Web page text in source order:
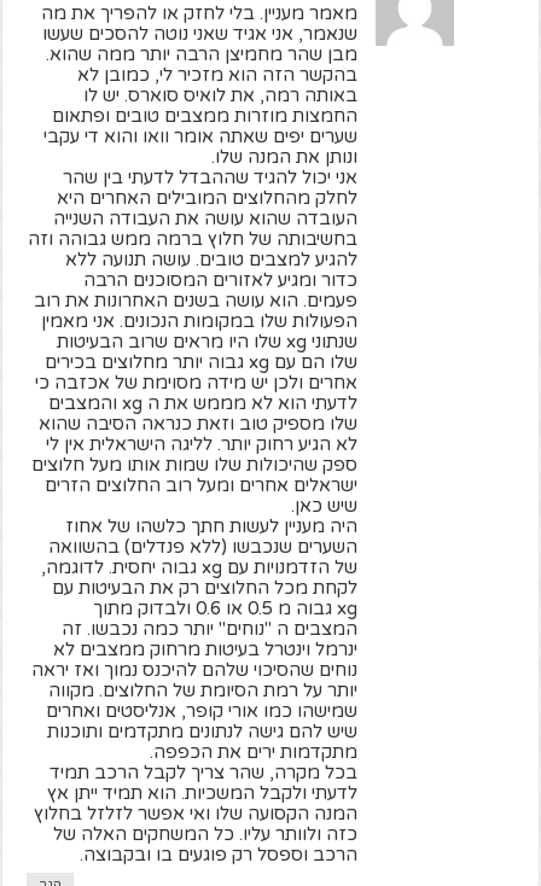
מאמר מעניין. בלי לחזק או להפריך את מה
שנאמר, אני אגיד שאני נוטה להסכים שעשו
מבן שהר מחמיצן הרבה יותר ממה שהוא.
בהקשר הזה הוא מזכיר לי, כמובן לא
באותה רמה, את לואיס סוארס. יש לו
החמצות מוזרות ממצבים טובים ופתאום
שערים יפים שאתה אומר וואו והוא די עקבי
ונותן את המנה שלו.
אני יכול להגיד שההבדל לדעתי בין שהר
לחלק מהחלוצים המובילים האחרים היא
העובדה שהוא עושה את העבודה השנייה
בחשיבותה של חלוץ ברמה ממש גבוהה וזה
להגיע למצבים טובים. עושה תנועה ללא
כדור ומגיע לאזורים המסוכנים הרבה
פעמים. הוא עושה בשנים האחרונות את רוב
הפעולות שלו במקומות הנכונים. אני מאמין
שנתוני xg שלו היו מראים שרוב הבעיטות
שלו הם עם xg גבוה יותר מחלוצים בכירים
אחרים ולכן יש מידה מסוימת של אכזבה כי
לדעתי הוא לא מממש את ה xg והמצבים
שלו מספיק טוב וזאת כנראה הסיבה שהוא
לא הגיע רחוק יותר. לליגה הישראלית אין לי
ספק שהיכולות שלו שמות אותו מעל חלוצים
ישראלים אחרים ומעל רוב החלוצים הזרים
שיש כאן.
היה מעניין לעשות חתך כלשהו של אחוז
השערים שנכבשו (ללא פנדלים) בהשוואה
של הזדמנויות עם xg גבוה יחסית. לדוגמה,
לקחת מכל החלוצים רק את הבעיטות עם
xg גבוה מ 0.5 או 0.6 ולבדוק מתוך
המצבים ה "נוחים" יותר כמה נכבשו. זה
ינרמל וינטרל בעיטות מרחוק ממצבים לא
נוחים שהסיכוי שלהם להיכנס נמוך ואז יראה
יותר על רמת הסיומת של החלוצים. מקווה
שמישהו כמו אורי קופר, אנליסטים ואחרים
שיש להם גישה לנתונים מתקדמים ותוכנות
מתקדמות ירים את הכפפה.
בכל מקרה, שהר צריך לקבל הרכב תמיד
לדעתי ולקבל המשכיות. הוא תמיד ייתן אץ
המנה הקסועה שלו ואי אפשר לזלזל בחלוץ
כזה ולוותר עליו. כל המשחקים האלה של
הרכב וספסל רק פוגעים בו ובקבוצה.